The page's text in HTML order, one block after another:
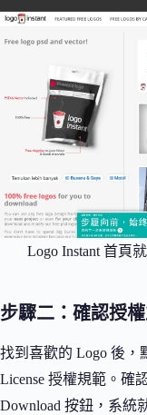
Logo Instant 首頁
步驟二：確認授
找到喜歡的 Logo 後，
License 授權規範。確
Download 按鈕，系統